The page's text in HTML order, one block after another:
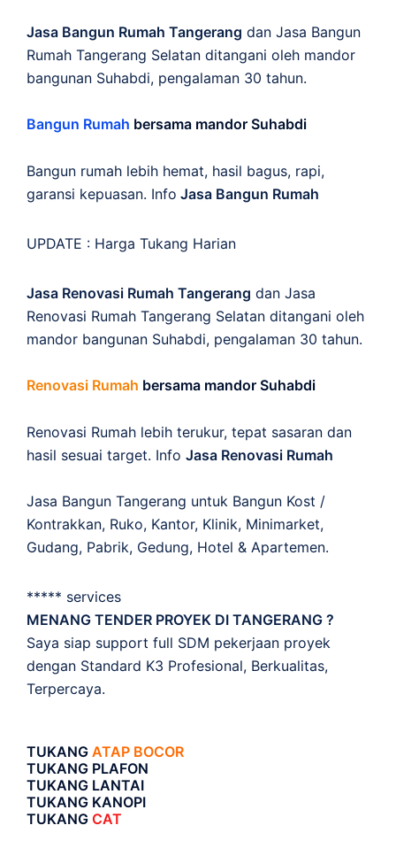
Jasa Bangun Rumah Tangerang dan Jasa Bangun
Rumah Tangerang Selatan ditangani oleh mandor
bangunan Suhabdi, pengalaman 30 tahun.
Bangun Rumah bersama mandor Suhabdi
Bangun rumah lebih hemat, hasil bagus, rapi,
garansi kepuasan. Info Jasa Bangun Rumah
UPDATE : Harga Tukang Harian
Jasa Renovasi Rumah Tangerang dan Jasa
Renovasi Rumah Tangerang Selatan ditangani oleh
mandor bangunan Suhabdi, pengalaman 30 tahun.
Renovasi Rumah bersama mandor Suhabdi
Renovasi Rumah lebih terukur, tepat sasaran dan
hasil sesuai target. Info Jasa Renovasi Rumah
Jasa Bangun Tangerang untuk Bangun Kost /
Kontrakkan, Ruko, Kantor, Klinik, Minimarket,
Gudang, Pabrik, Gedung, Hotel & Apartemen.
***** services
MENANG TENDER PROYEK DI TANGERANG ?
Saya siap support full SDM pekerjaan proyek
dengan Standard K3 Profesional, Berkualitas,
Terpercaya.
TUKANG ATAP BOCOR
TUKANG PLAFON
TUKANG LANTAI
TUKANG KANOPI
TUKANG CAT